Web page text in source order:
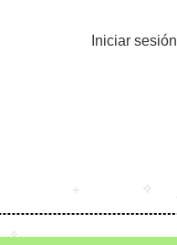
Iniciar sesión